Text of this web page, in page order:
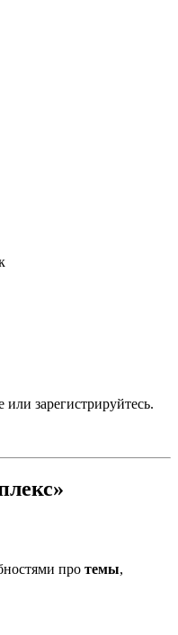
зарегистрируйтесь.
про темы,